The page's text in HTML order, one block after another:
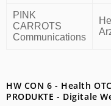
PINK
CARROTS
Communications
HW CON 6 - Health
PRODUKTE - Digitale